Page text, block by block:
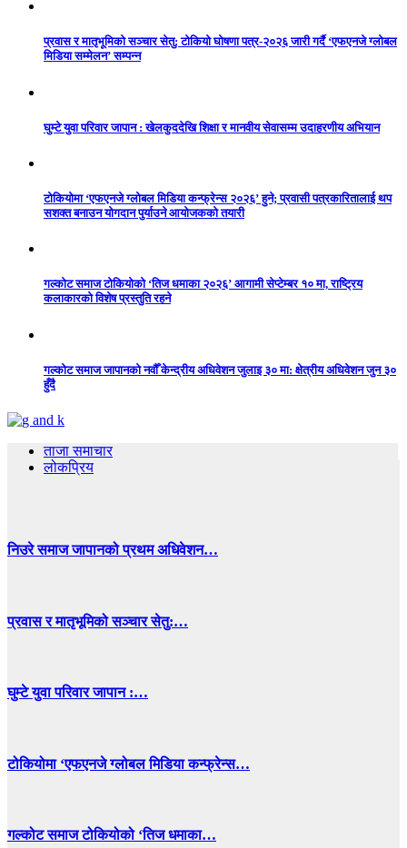
प्रवास र मातृभूमिको सञ्चार सेतु: टोकियो घोषणा पत्र-२०२६ जारी गर्दै ‘एफएनजे ग्लोबल
मिडिया सम्मेलन’ सम्पन्न
घुम्टे युवा परिवार जापान : खेलकुददेखि शिक्षा र मानवीय सेवासम्म उदाहरणीय अभियान
टोकियोमा ‘एफएनजे ग्लोबल मिडिया कन्फ्रेन्स २०२६’ हुने; प्रवासी पत्रकारितालाई थप
सशक्त बनाउन योगदान पुर्याउने आयोजकको तयारी
गल्कोट समाज टोकियोको ‘तिज धमाका २०२६’ आगामी सेप्टेम्बर १० मा, राष्ट्रिय
कलाकारको विशेष प्रस्तुति रहने
गल्कोट समाज जापानको नवौँ केन्द्रीय अधिवेशन जुलाइ ३० मा: क्षेत्रीय अधिवेशन जुन ३०
हुँदै
ताजा समाचार
लोकप्रिय
निउरे समाज जापानको प्रथम अधिवेशन…
प्रवास र मातृभूमिको सञ्चार सेतु:…
घुम्टे युवा परिवार जापान :…
टोकियोमा ‘एफएनजे ग्लोबल मिडिया कन्फ्रेन्स…
गल्कोट समाज टोकियोको ‘तिज धमाका…